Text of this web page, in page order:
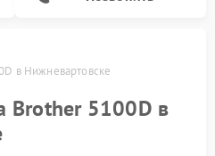
в Нижневартовске
Brother 5100D в